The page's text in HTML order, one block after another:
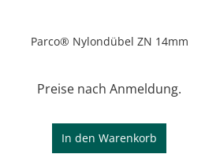
Parco® Nylondübel ZN 14mm
Preise nach Anmeldung.
In den Warenkorb